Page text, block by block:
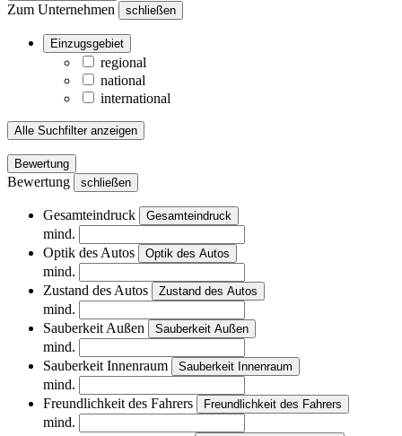
Zum Unternehmen schließen
Einzugsgebiet
regional
national
international
Alle Suchfilter anzeigen
Bewertung
Bewertung schließen
Gesamteindruck Gesamteindruck
mind.
Optik des Autos
Optik des Autos
mind.
Zustand des Autos
Zustand des Autos
mind.
Sauberkeit Außen
Sauberkeit Außen
mind.
Sauberkeit Innenraum
Sauberkeit Innenraum
mind.
Freundlichkeit des Fahrers
Freundlichkeit des Fahrers
mind.